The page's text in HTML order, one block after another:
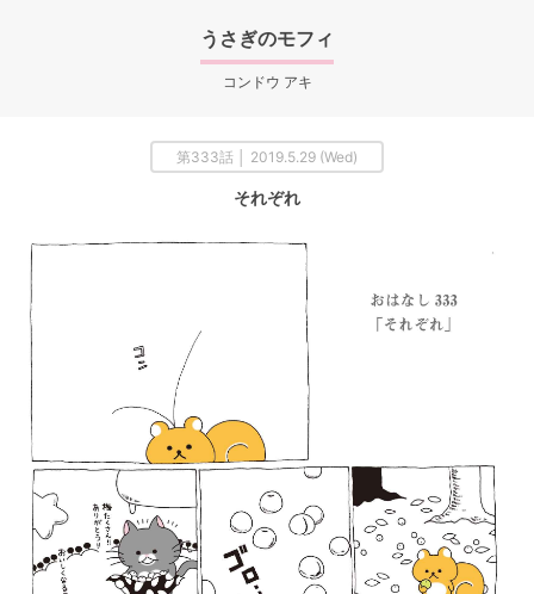
うさぎのモフィ
コンドウ アキ
第333話 │ 2019.5.29 (Wed)
それぞれ